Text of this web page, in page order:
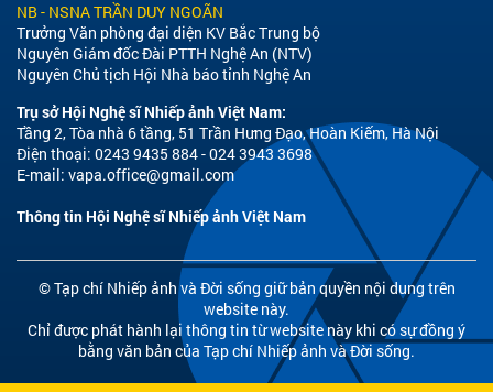
NB - NSNA TRẦN DUY NGOÃN
Trưởng Văn phòng đại diện KV Bắc Trung bộ
Nguyên Giám đốc Đài PTTH Nghệ An (NTV)
Nguyên Chủ tịch Hội Nhà báo tỉnh Nghệ An
Trụ sở Hội Nghệ sĩ Nhiếp ảnh Việt Nam:
Tầng 2, Tòa nhà 6 tầng, 51 Trần Hưng Đạo, Hoàn Kiếm, Hà Nội
Điện thoại: 0243 9435 884 - 024 3943 3698
E-mail: vapa.office@gmail.com
Thông tin Hội Nghệ sĩ Nhiếp ảnh Việt Nam
© Tạp chí Nhiếp ảnh và Đời sống giữ bản quyền nội dung trên
website này.
Chỉ được phát hành lại thông tin từ website này khi có sự đồng ý
bằng văn bản của Tạp chí Nhiếp ảnh và Đời sống.